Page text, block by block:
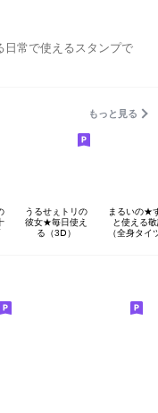
日常で使えるスタンプで
もっと見る
うるせぇトリの
彼女★毎日使え
る（3Ⅾ）
まるいの★
と使える
（全身タイ